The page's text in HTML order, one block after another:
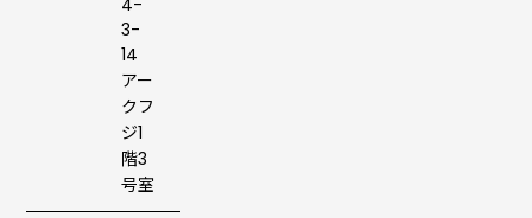
3-
14
アー
クフ
ジ1
階3
号室